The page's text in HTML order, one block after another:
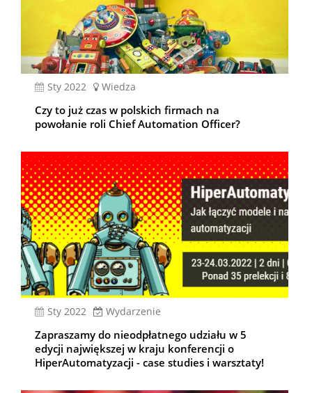
sty 2022 Wiedza
Czy to już czas w polskich firmach na
powołanie roli Chief Automation Officer?
sty 2022 Wydarzenie
Zapraszamy do nieodpłatnego udziału w 5
edycji największej w kraju konferencji o
HiperAutomatyzacji - case studies i warsztaty!